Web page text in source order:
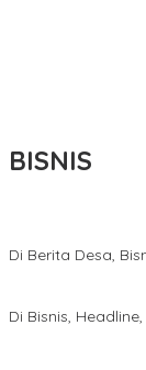
BISNIS
Di Berita Desa,
Di Bisnis,